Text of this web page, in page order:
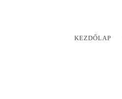
KEZDŐLAP